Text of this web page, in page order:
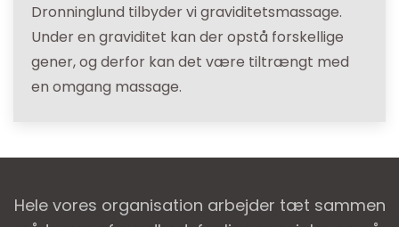
Dronninglund tilbyder vi graviditetsmassage.
Under en graviditet kan der opstå forskellige
gener, og derfor kan det være tiltrængt med
en omgang massage.
Hele vores organisation arbejder tæt sammen